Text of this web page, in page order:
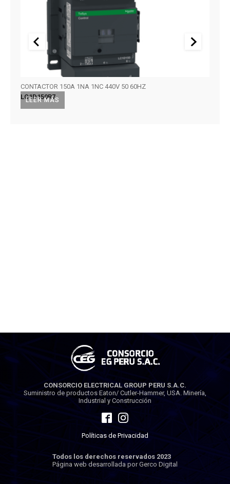
LEER MÁS
CONTACTOR 150A 1NA 1NC 440V 50 60HZ
LC1D150R7
CONSORCIO ELECTRICAL GROUP PERU S.A.C.
Suministro de productos Eaton/ Cutler-Hammer, USA. Minería,
Industrial y Construcción
Políticas de Privacidad
Todos los derechos reservados 2023
Página web desarrollada por Gerco Digital